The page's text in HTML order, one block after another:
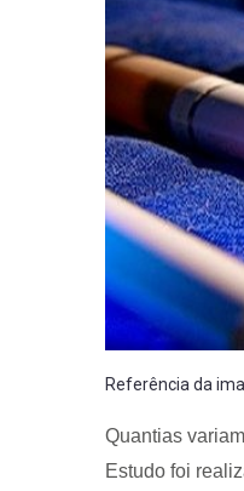
Referência da
Quantias
Estudo foi